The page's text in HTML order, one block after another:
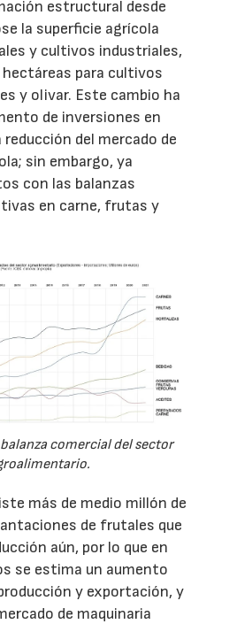
estructural desde
la superficie agrícola
y cultivos industriales,
para cultivos
y olivar. Este cambio ha
de inversiones en
del mercado de
sin embargo, ya
con las balanzas
en carne, frutas y
comercial del sector
más de medio millón de
de frutales que
aún, por lo que en
se estima un aumento
y exportación, y
de maquinaria